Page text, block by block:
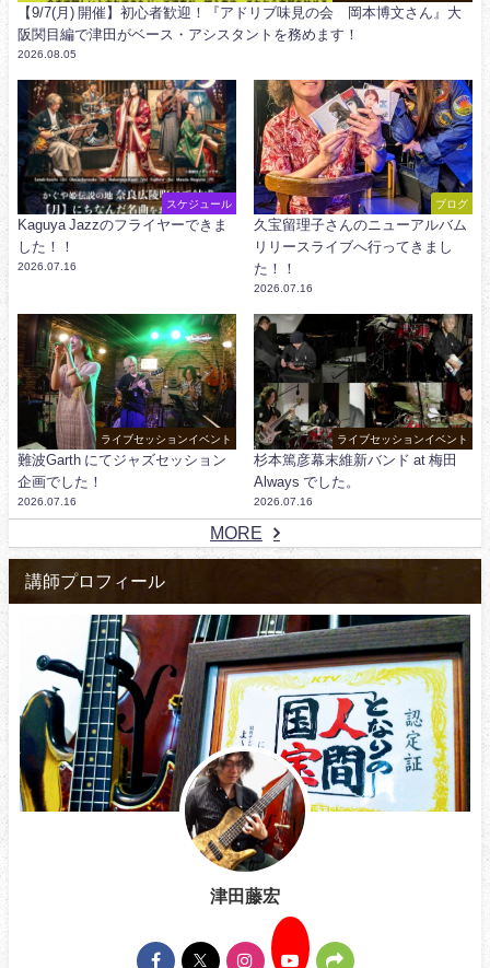
【9/7(月) 開催】初心者歓迎！『アドリブ味見の会 岡本博文さん』大
阪関目編で津田がベース・アシスタントを務めます！
2026.08.05
スケジュール
Kaguya Jazzのフライヤーできま
した！！
2026.07.16
ブログ
久宝留理子さんのニューアルバム
リリースライブへ行ってきまし
た！！
2026.07.16
ライブセッションイベント
難波Garth にてジャズセッション
企画でした！
2026.07.16
ライブセッションイベント
杉本篤彦幕末維新バンド at 梅田
Always でした。
2026.07.16
MORE
講師プロフィール
津田藤宏